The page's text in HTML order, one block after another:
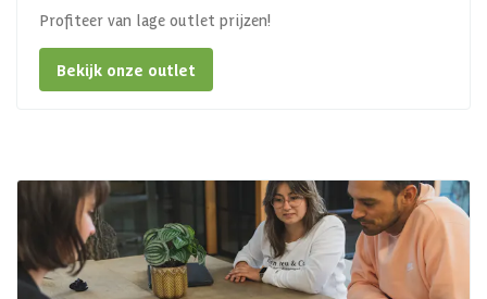
Profiteer van lage outlet prijzen!
Bekijk onze outlet